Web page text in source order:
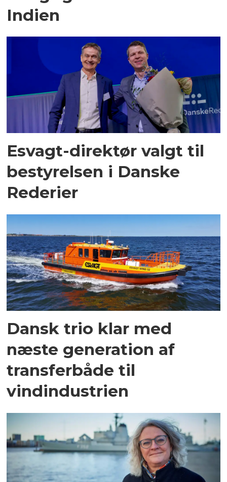
Indien
Esvagt-direktør valgt til
bestyrelsen i Danske
Rederier
Dansk trio klar med
næste generation af
transferbåde til
vindindustrien